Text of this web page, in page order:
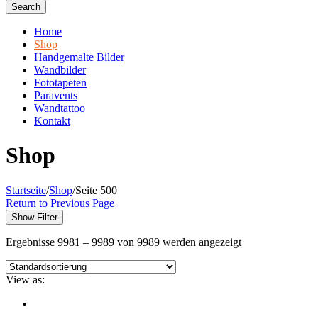
Search
Home
Shop
Handgemalte Bilder
Wandbilder
Fototapeten
Paravents
Wandtattoo
Kontakt
Shop
Startseite/Shop/Seite 500
Return to Previous Page
Show Filter
Ergebnisse 9981 – 9989 von 9989 werden angezeigt
View as: